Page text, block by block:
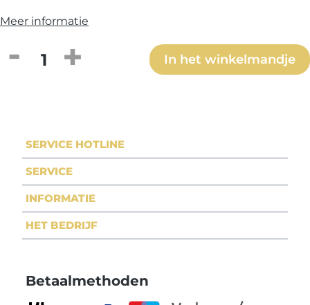
Meer informatie
Producthoeveelheid: Voer deIn het winkelmandje
SERVICE HOTLINE
SERVICE
INFORMATIE
HET BEDRIJF
Betaalmethoden